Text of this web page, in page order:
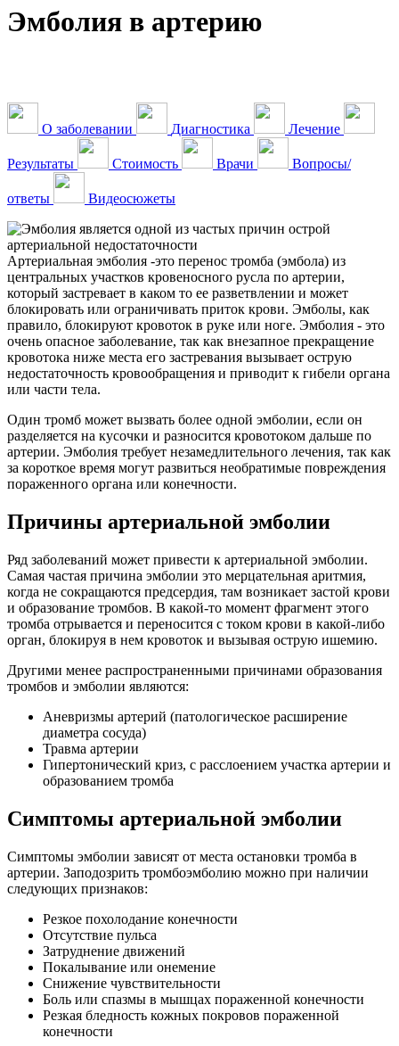
Эмболия в артерию
О заболевании Диагностика Лечение
Результаты Стоимость Врачи Вопросы/
ответы Видеосюжеты
Артериальная эмболия -это перенос тромба (эмбола) из
центральных участков кровеносного русла по артерии,
который застревает в каком то ее разветвлении и может
блокировать или ограничивать приток крови. Эмболы, как
правило, блокируют кровоток в руке или ноге. Эмболия - это
очень опасное заболевание, так как внезапное прекращение
кровотока ниже места его застревания вызывает острую
недостаточность кровообращения и приводит к гибели органа
или части тела.
Один тромб может вызвать более одной эмболии, если он
разделяется на кусочки и разносится кровотоком дальше по
артерии. Эмболия требует незамедлительного лечения, так как
за короткое время могут развиться необратимые повреждения
пораженного органа или конечности.
Причины артериальной эмболии
Ряд заболеваний может привести к артериальной эмболии.
Самая частая причина эмболии это мерцательная аритмия,
когда не сокращаются предсердия, там возникает застой крови
и образование тромбов. В какой-то момент фрагмент этого
тромба отрывается и переносится с током крови в какой-либо
орган, блокируя в нем кровоток и вызывая острую ишемию.
Другими менее распространенными причинами образования
тромбов и эмболии являются:
Аневризмы артерий (патологическое расширение
диаметра сосуда)
Травма артерии
Гипертонический криз, с расслоением участка артерии и
образованием тромба
Симптомы артериальной эмболии
Симптомы эмболии зависят от места остановки тромба в
артерии. Заподозрить тромбоэмболию можно при наличии
следующих признаков:
Резкое похолодание конечности
Отсутствие пульса
Затруднение движений
Покалывание или онемение
Снижение чувствительности
Боль или спазмы в мышцах пораженной конечности
Резкая бледность кожных покровов пораженной
конечности